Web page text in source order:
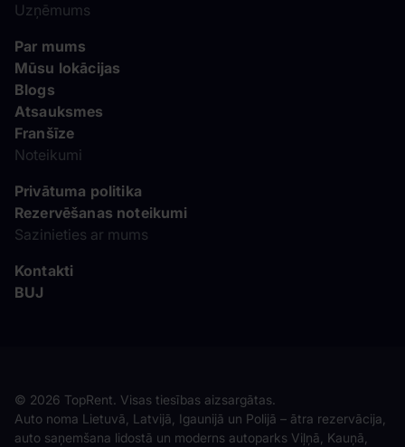
Uzņēmums
Par mums
Mūsu lokācijas
Blogs
Atsauksmes
Franšīze
Noteikumi
Privātuma politika
Rezervēšanas noteikumi
Sazinieties ar mums
Kontakti
BUJ
© 2026 TopRent. Visas tiesības aizsargātas.
Auto noma Lietuvā, Latvijā, Igaunijā un Polijā – ātra rezervācija,
auto saņemšana lidostā un moderns autoparks Viļņā, Kauņā,